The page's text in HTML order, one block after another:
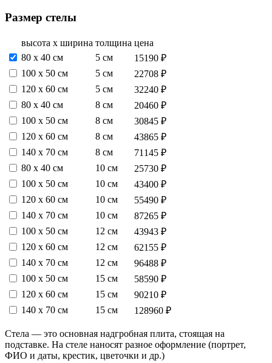
Размер стелы
высота х ширина толщина цена
80 х 40 см
5 см
15190 ₽
100 х 50 см
5 см
22708 ₽
120 х 60 см
5 см
32240 ₽
80 х 40 см
8 см
20460 ₽
100 х 50 см
8 см
30845 ₽
120 х 60 см
8 см
43865 ₽
140 х 70 см
8 см
71145 ₽
80 х 40 см
10 см
25730 ₽
100 х 50 см
10 см
43400 ₽
120 х 60 см
10 см
55490 ₽
140 х 70 см
10 см
87265 ₽
100 х 50 см
12 см
43943 ₽
120 х 60 см
12 см
62155 ₽
140 х 70 см
12 см
96488 ₽
100 х 50 см
15 см
58590 ₽
120 х 60 см
15 см
90210 ₽
140 х 70 см
15 см 128960 ₽
Стела — это основная надгробная плита, стоящая на
подставке. На стеле наносят разное оформление (портрет,
ФИО и даты, крестик, цветочки и др.)